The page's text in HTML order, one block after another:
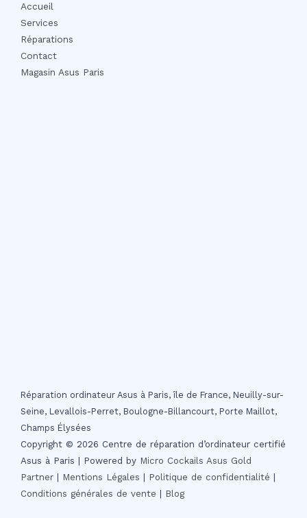
Accueil
Services
Réparations
Contact
Magasin Asus Paris
Réparation ordinateur Asus à Paris, île de France, Neuilly-sur-
Seine, Levallois-Perret, Boulogne-Billancourt, Porte Maillot,
Champs Élysées
Copyright © 2026 Centre de réparation d’ordinateur certifié
Asus à Paris | Powered by Micro Cockails Asus Gold
Partner
Mentions Légales Politique de confidentialité
Conditions générales de vente
Blog